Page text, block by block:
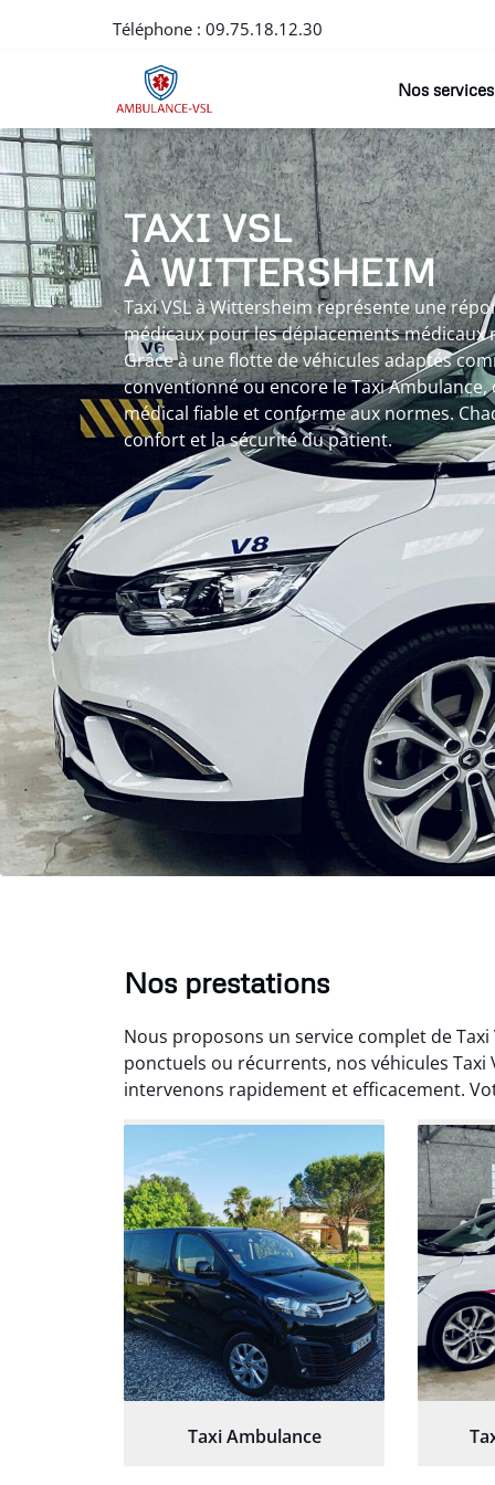
Téléphone : 09.75.18.12.30
Nos services
TAXI VSL
À WITTERSHEIM
Taxi VSL à Wittersheim représente une
médicaux pour les déplacements médicaux
Grâce à une flotte de véhicules adaptés
conventionné ou encore le Taxi
médical fiable et conforme aux normes.
confort et la sécurité du patient.
Nos prestations
Nous proposons un service complet de
ponctuels ou récurrents, nos véhicules
intervenons rapidement et efficacement.
Taxi Ambulance
Très
tout